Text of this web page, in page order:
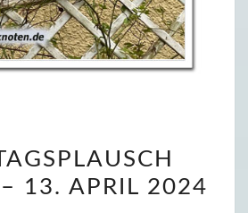
A
M
13. APRIL 2024